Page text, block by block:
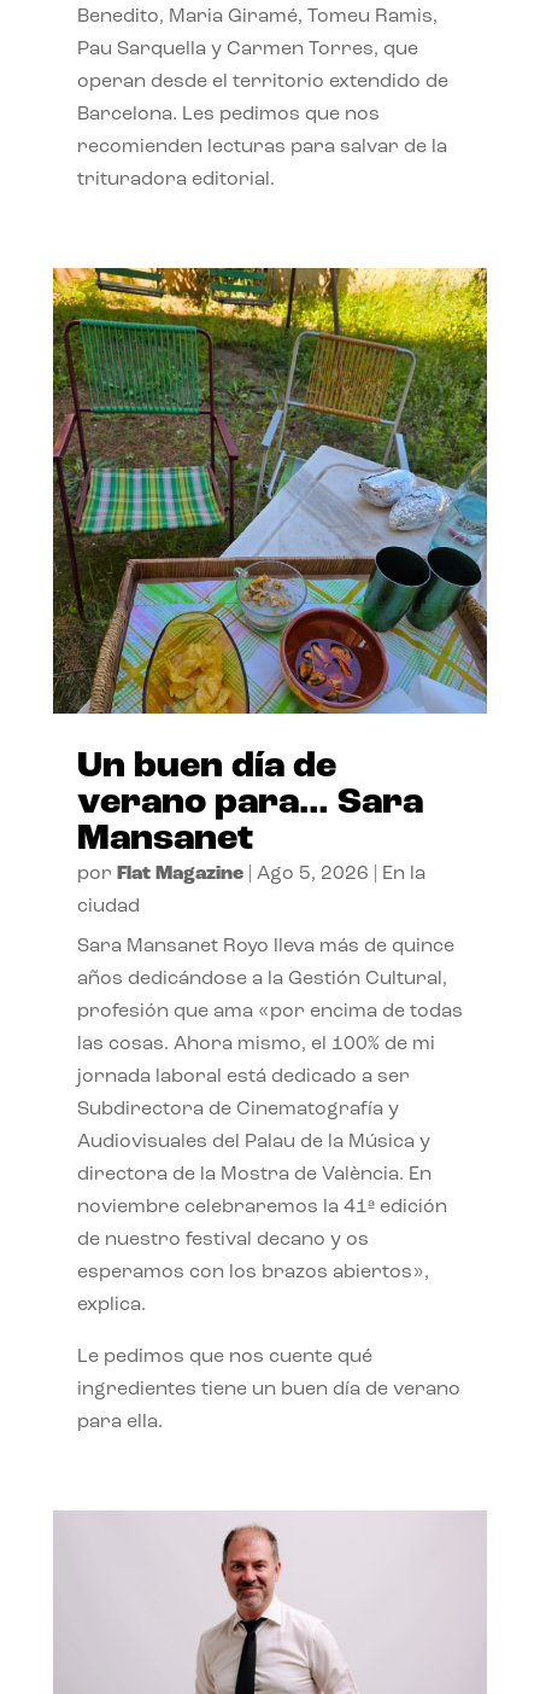
Benedito, Maria Giramé, Tomeu Ramis,
Pau Sarquella y Carmen Torres, que
operan desde el territorio extendido de
Barcelona. Les pedimos que nos
recomienden lecturas para salvar de la
trituradora editorial.
Un buen día de
verano para… Sara
Mansanet
por Flat Magazine| Ago 5, 2026
En la
ciudad
Sara Mansanet Royo lleva más de quince
años dedicándose a la Gestión Cultural,
profesión que ama «por encima de todas
las cosas. Ahora mismo, el 100% de mi
jornada laboral está dedicado a ser
Subdirectora de Cinematografía y
Audiovisuales del Palau de la Música y
directora de la Mostra de València. En
noviembre celebraremos la 41ª edición
de nuestro festival decano y os
esperamos con los brazos abiertos»,
explica.
Le pedimos que nos cuente qué
ingredientes tiene un buen día de verano
para ella.